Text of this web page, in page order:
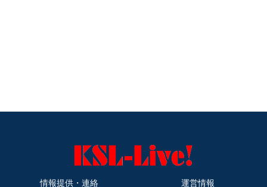
情報提供・連絡 運営情報